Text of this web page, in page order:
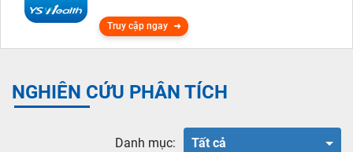
Truy cập ngay
NGHIÊN CỨU PHÂN TÍCH
Danh mục: Tất cả